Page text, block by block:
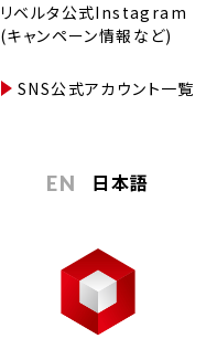
リベルタ公式Instagram
(キャンペーン情報など)
SNS公式アカウント一覧
EN 日本語